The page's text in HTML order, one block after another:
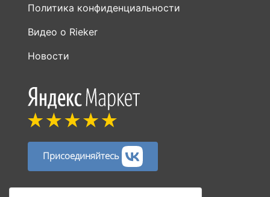
Политика конфиденциальности
Видео о Rieker
Новости
Присоединяйтесь